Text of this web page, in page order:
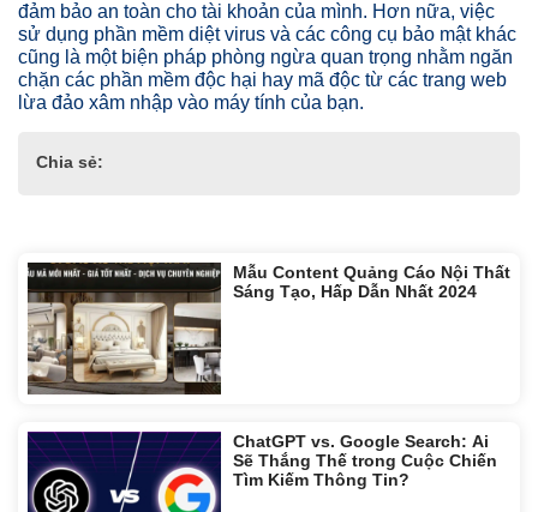
đảm bảo an toàn cho tài khoản của mình. Hơn nữa, việc
sử dụng phần mềm diệt virus và các công cụ bảo mật khác
cũng là một biện pháp phòng ngừa quan trọng nhằm ngăn
chặn các phần mềm độc hại hay mã độc từ các trang web
lừa đảo xâm nhập vào máy tính của bạn.
Chia sẻ:
Mẫu Content Quảng Cáo Nội Thất
Sáng Tạo, Hấp Dẫn Nhất 2024
ChatGPT vs. Google Search: Ai
Sẽ Thắng Thế trong Cuộc Chiến
Tìm Kiếm Thông Tin?